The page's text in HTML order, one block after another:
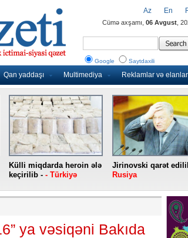
Qan yaddaşı Multimediya Reklamlar və elanlar
Az En
Cümə axşamı, 06 Avgust ,
Google Saytdaxili
Külli miqdarda heroin ələ
keçirilib - - Türkiyə
Jirinovski qarət
Rusiya
ya vəsiqəni Bakıda